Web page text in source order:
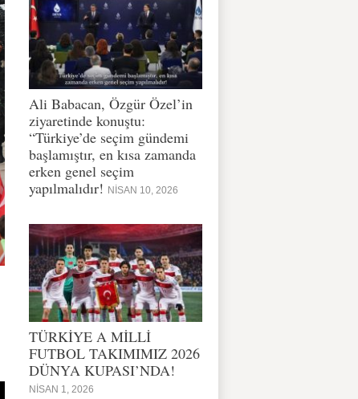
Ali Babacan, Özgür Özel’in
ziyaretinde konuştu:
“Türkiye’de seçim gündemi
başlamıştır, en kısa zamanda
erken genel seçim
yapılmalıdır! NISAN 10, 2026
TÜRKİYE A MİLLİ
FUTBOL TAKIMIMIZ 2026
DÜNYA KUPASI’NDA!
NISAN 1, 2026